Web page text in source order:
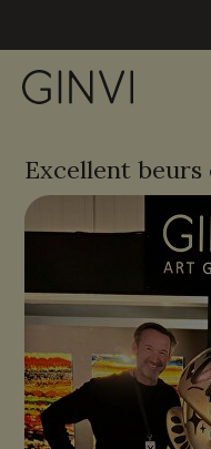
Excellent beurs